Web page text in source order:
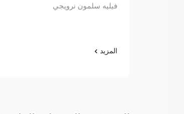
فيليه سلمون نرويجي
المزيد